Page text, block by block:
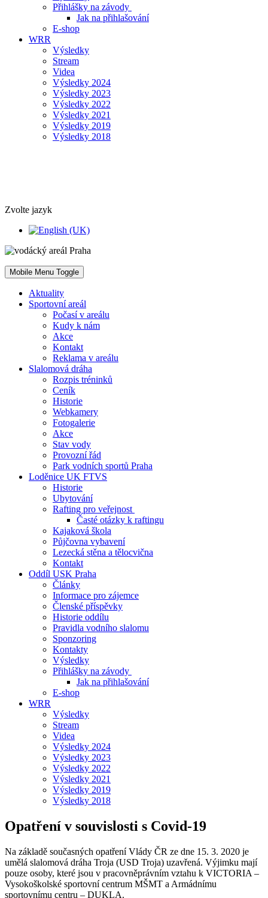
Přihlášky na závody
Jak na přihlašování
E-shop
WRR
Výsledky
Stream
Videa
Výsledky 2024
Výsledky 2023
Výsledky 2022
Výsledky 2021
Výsledky 2019
Výsledky 2018
Zvolte jazyk
Mobile Menu Toggle
Aktuality
Sportovní areál
Počasí v areálu
Kudy k nám
Akce
Kontakt
Reklama v areálu
Slalomová dráha
Rozpis tréninků
Ceník
Historie
Webkamery
Fotogalerie
Akce
Stav vody
Provozní řád
Park vodních sportů Praha
Loděnice UK FTVS
Historie
Ubytování
Rafting pro veřejnost
Časté otázky k raftingu
Kajaková škola
Půjčovna vybavení
Lezecká stěna a tělocvična
Kontakt
Oddíl USK Praha
Články
Informace pro zájemce
Členské příspěvky
Historie oddílu
Pravidla vodního slalomu
Sponzoring
Kontakty
Výsledky
Přihlášky na závody
Jak na přihlašování
E-shop
WRR
Výsledky
Stream
Videa
Výsledky 2024
Výsledky 2023
Výsledky 2022
Výsledky 2021
Výsledky 2019
Výsledky 2018
Opatření v souvislosti s Covid-19
Na základě současných opatření Vlády ČR ze dne 15. 3. 2020 je
umělá slalomová dráha Troja (USD Troja) uzavřená. Výjimku mají
pouze osoby, které jsou v pracovněprávním vztahu k VICTORIA –
Vysokoškolské sportovní centrum MŠMT a Armádnímu
sportovnímu centru – DUKLA.